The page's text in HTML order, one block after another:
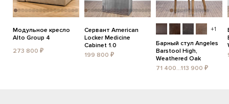
Модульное кресло
Alto Group 4
273 800 ₽
Сервант American
Locker Medicine
Cabinet 1.0
199 800 ₽
+1
Барный стул Angeles
Barstool High,
Weathered Oak
71 400...113 900 ₽